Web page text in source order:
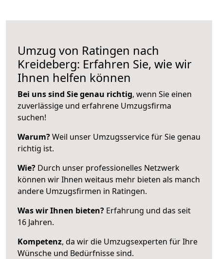
Umzug von Ratingen nach
Kreideberg: Erfahren Sie, wie wir
Ihnen helfen können
Bei uns sind Sie genau richtig, wenn Sie einen
zuverlässige und erfahrene Umzugsfirma
suchen!
Warum?Weil unser Umzugsservice für Sie genau
richtig ist.
Wie? Durch unser professionelles Netzwerk
können wir Ihnen weitaus mehr bieten als manch
andere Umzugsfirmen in Ratingen.
Was wir Ihnen bieten? Erfahrung und das seit
16 Jahren.
Kompetenz, da wir die Umzugsexperten für Ihre
Wünsche und Bedürfnisse sind.